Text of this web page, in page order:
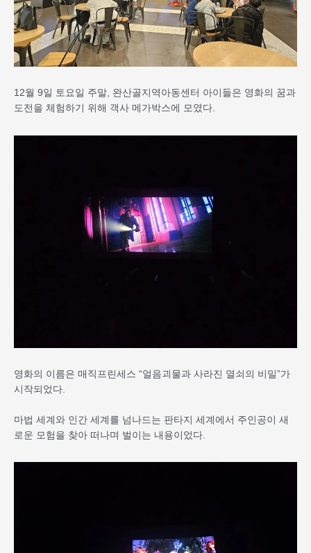
12월 9일 토요일 주말, 완산골지역아동센터 아이들은 영화의 꿈과
도전을 체험하기 위해 객사 메가박스에 모였다.
영화의 이름은 매직프린세스 “얼음괴물과 사라진 열쇠의 비밀”가
시작되었다.
마법 세계와 인간 세계를 넘나드는 판타지 세계에서 주인공이 새
로운 모험을 찾아 떠나며 벌이는 내용이었다.